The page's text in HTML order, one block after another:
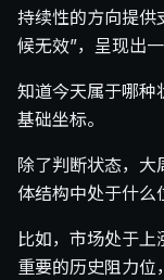
持续性的方向提供
候无效”，呈现出
知道今天属于哪种
基础坐标。
除了判断状态，
体结构中处于什么
比如，市场处于
重要的历史阻力位